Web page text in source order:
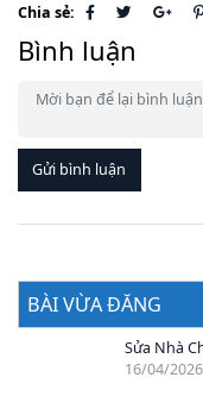
Chia sẻ:
Bình luận
Gửi bình luận
BÀI VỪA ĐĂNG
Sửa Nhà
16/04/2026